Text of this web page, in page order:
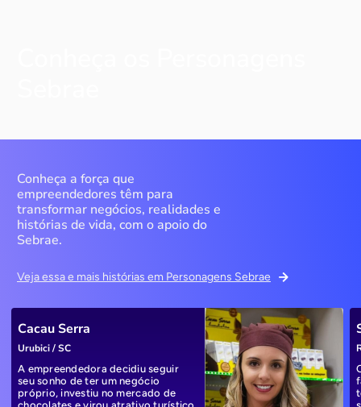
Conheça a força que
empreendedores têm para
transformar negócios, realidades e
histórias de vida, com o apoio do
Sebrae.
Veja essa e mais histórias em Personagens Sebrae
Cacau Serra
Urubici / SC
A empreendedora decidiu seguir
seu sonho de ter um negócio
próprio, investiu no mercado de